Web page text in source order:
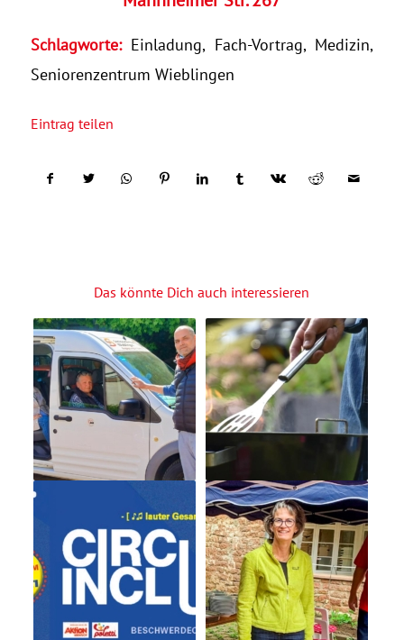
Schlagworte: Einladung, Fach-Vortrag, Medizin,
Seniorenzentrum Wieblingen
Eintrag teilen
Das könnte Dich auch interessieren